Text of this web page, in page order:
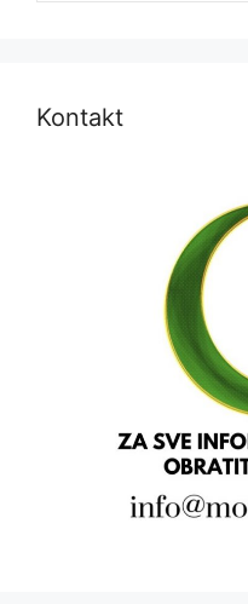
Kontakt